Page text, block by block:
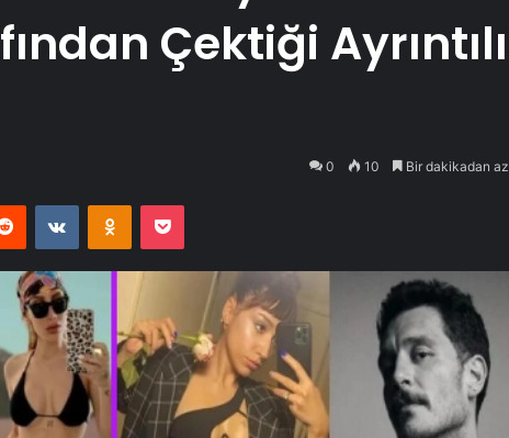
Çektiği Ayrıntılı
0 10 Bir dakikadan az
Reddit VKontakteOdnoklassniki
Pocket